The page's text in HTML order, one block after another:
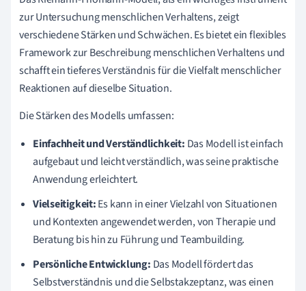
zur Untersuchung menschlichen Verhaltens, zeigt
verschiedene Stärken und Schwächen. Es bietet ein flexibles
Framework zur Beschreibung menschlichen Verhaltens und
schafft ein tieferes Verständnis für die Vielfalt menschlicher
Reaktionen auf dieselbe Situation.
Die Stärken des Modells umfassen:
Einfachheit und Verständlichkeit: Das Modell ist einfach
aufgebaut und leicht verständlich, was seine praktische
Anwendung erleichtert.
Vielseitigkeit:Es kann in einer Vielzahl von Situationen
und Kontexten angewendet werden, von Therapie und
Beratung bis hin zu Führung und Teambuilding.
Persönliche Entwicklung: Das Modell fördert das
Selbstverständnis und die Selbstakzeptanz, was einen